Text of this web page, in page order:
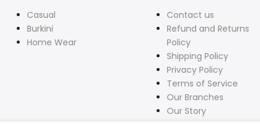
Casual
Burkini
Home Wear
Contact us
Refund and Returns
Policy
Shipping Policy
Privacy Policy
Terms of Service
Our Branches
Our Story